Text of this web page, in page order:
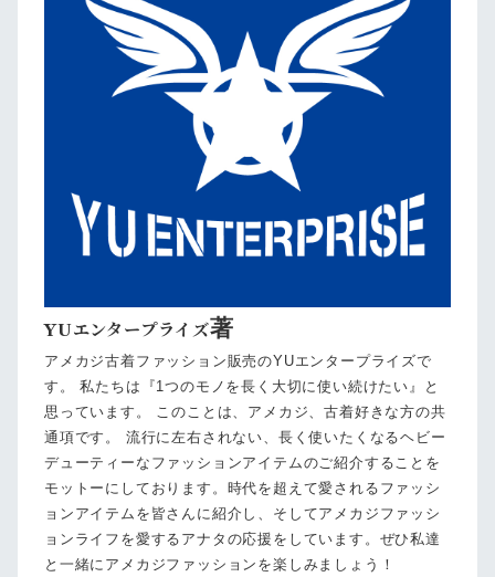
YUエンタープライズ著
アメカジ古着ファッション販売のYUエンタープライズで
す。 私たちは『1つのモノを長く大切に使い続けたい』と
思っています。 このことは、アメカジ、古着好きな方の共
通項です。 流行に左右されない、長く使いたくなるヘビー
デューティーなファッションアイテムのご紹介することを
モットーにしております。時代を超えて愛されるファッシ
ョンアイテムを皆さんに紹介し、そしてアメカジファッシ
ョンライフを愛するアナタの応援をしています。ぜひ私達
と一緒にアメカジファッションを楽しみましょう！